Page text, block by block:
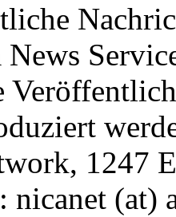
News
1247
nicanet (at)